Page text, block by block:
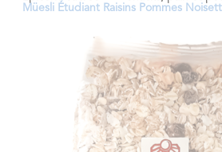
Müesli Étudiant Raisins Pommes